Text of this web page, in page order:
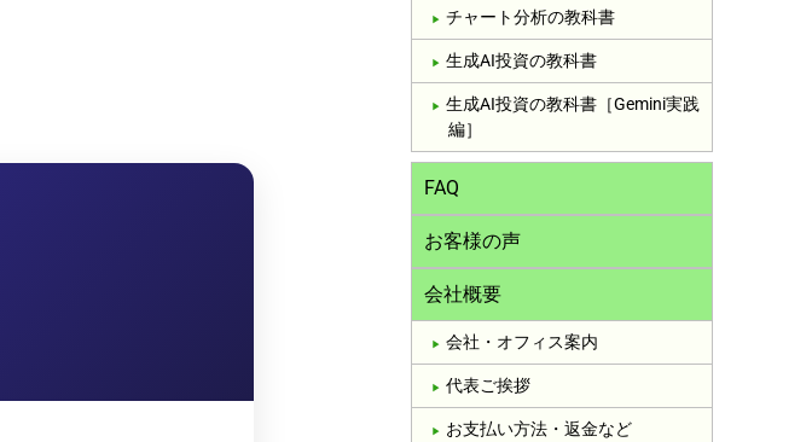
チャート分析の教科書
生成AI投資の教科書
生成AI投資の教科書［Gemini実践
編］
FAQ
お客様の声
会社概要
会社・オフィス案内
代表ご挨拶
お支払い方法・返金など